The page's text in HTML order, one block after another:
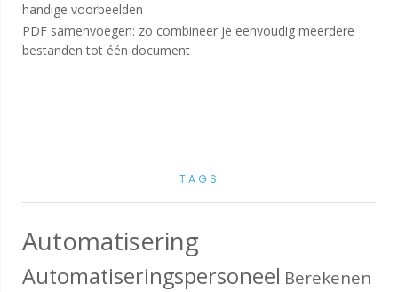
handige voorbeelden
PDF samenvoegen: zo combineer je eenvoudig meerdere
bestanden tot één document
TAGS
Automatisering
Automatiseringspersoneel Berekenen